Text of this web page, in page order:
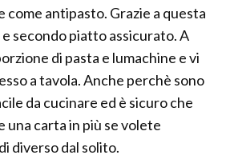
come antipasto. Grazie a questa
secondo piatto assicurato. A
di pasta e lumachine e vi
a tavola. Anche perchè sono
da cucinare ed è sicuro che
una carta in più se volete
diverso dal solito.